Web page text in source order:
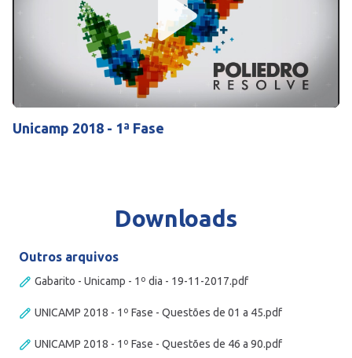
Mute Settings
Play
Unicamp 2018 - 1ª Fase
Downloads
Outros arquivos
Gabarito - Unicamp - 1º dia - 19-11-2017.pdf
UNICAMP 2018 - 1º Fase - Questões de 01 a 45.pdf
UNICAMP 2018 - 1º Fase - Questões de 46 a 90.pdf